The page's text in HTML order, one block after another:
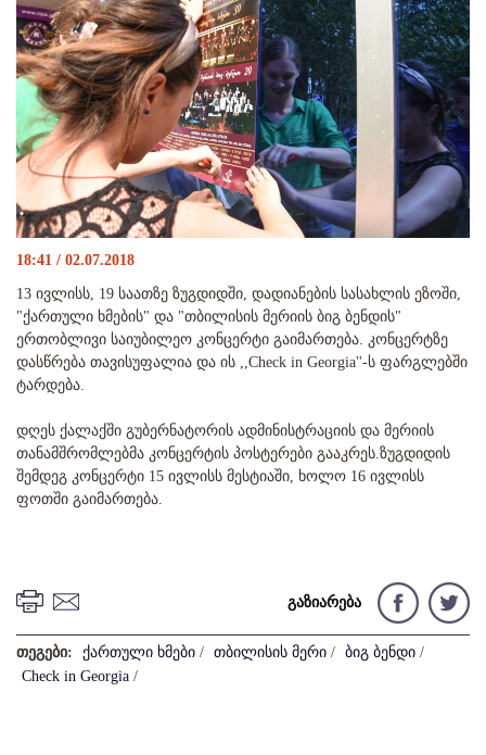
18:41 / 02.07.2018
13 ივლისს, 19 საათზე ზუგდიდში, დადიანების სასახლის ეზოში,
"ქართული ხმების" და "თბილისის მერიის ბიგ ბენდის"
ერთობლივი საიუბილეო კონცერტი გაიმართება. კონცერტზე
დასწრება თავისუფალია და ის ,,Check in Georgia''-ს ფარგლებში
ტარდება.
დღეს ქალაქში გუბერნატორის ადმინისტრაციის და მერიის
თანამშრომლებმა კონცერტის პოსტერები გააკრეს.ზუგდიდის
შემდეგ კონცერტი 15 ივლისს მესტიაში, ხოლო 16 ივლისს
ფოთში გაიმართება.
გაზიარება
თეგები: ქართული ხმები / თბილისის მერი / ბიგ ბენდი /
Check in Georgia /